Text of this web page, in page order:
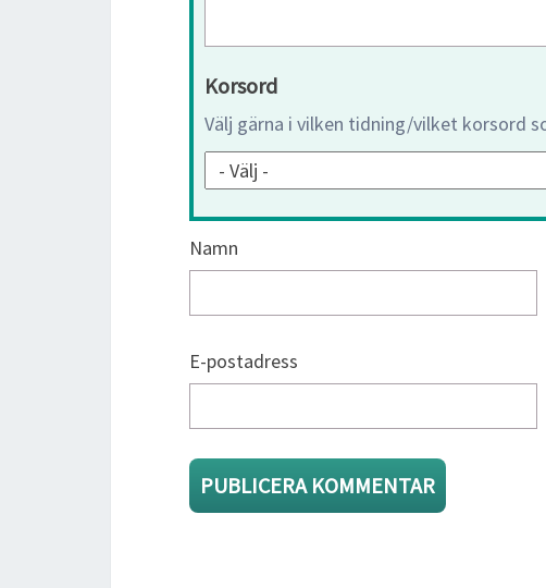
Korsord
Välj gärna i vilken tidning/vilket korsord
Namn
E-postadress